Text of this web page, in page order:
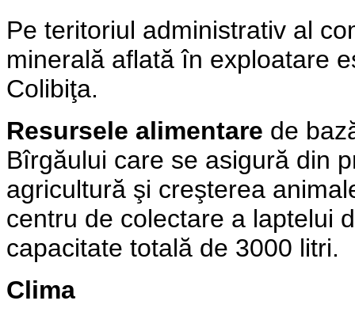
Pe teritoriul administrativ al
minerală aflată în exploatare
Colibiţa.
Resursele alimentare de
Bîrgăului care se asigură din
agricultură şi creşterea
centru de colectare a laptelui
capacitate totală de 3000 litri.
Clima